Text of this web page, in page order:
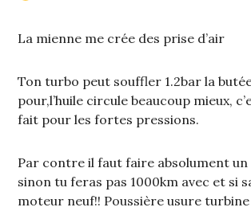
La mienne me crée des prise d’air
Ton turbo peut souffler 1.2bar la
pour,l’huile circule beaucoup mieux,
fait pour les fortes pressions.
Par contre il faut faire absolument un
sinon tu feras pas 1000km avec et si
moteur neuf!! Poussière usure